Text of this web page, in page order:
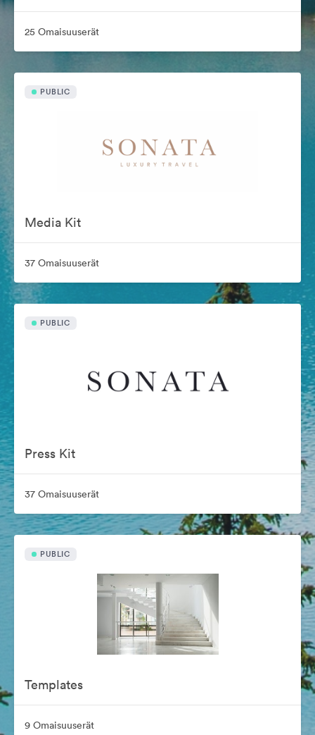
25 Omaisuuserät
PUBLIC
Media Kit
37 Omaisuuserät
PUBLIC
Press Kit
37 Omaisuuserät
PUBLIC
Templates
9 Omaisuuserät